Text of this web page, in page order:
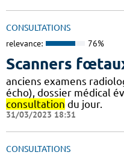
CONSULTATIONS
relevance: 76%
Scanners
anciens examens
écho), dossier médical
consultation du jour.
31/03/2023 18:31
CONSULTATIONS